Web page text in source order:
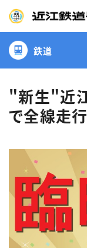
鉄道
バス
事業一覧
観光・イ
ニュースリリース
採用情報
鉄道
"新生"近
で全線走